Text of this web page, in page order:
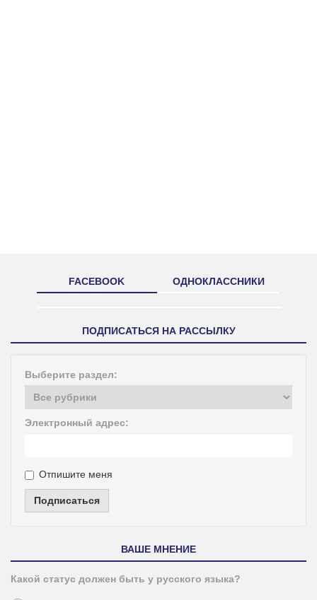
FACEBOOK ОДНОКЛАССНИКИ
ПОДПИСАТЬСЯ НА РАССЫЛКУ
Выберите раздел:
Электронный адрес:
Отпишите меня
Подписаться
ВАШЕ МНЕНИЕ
Какой статус должен быть у русского языка?